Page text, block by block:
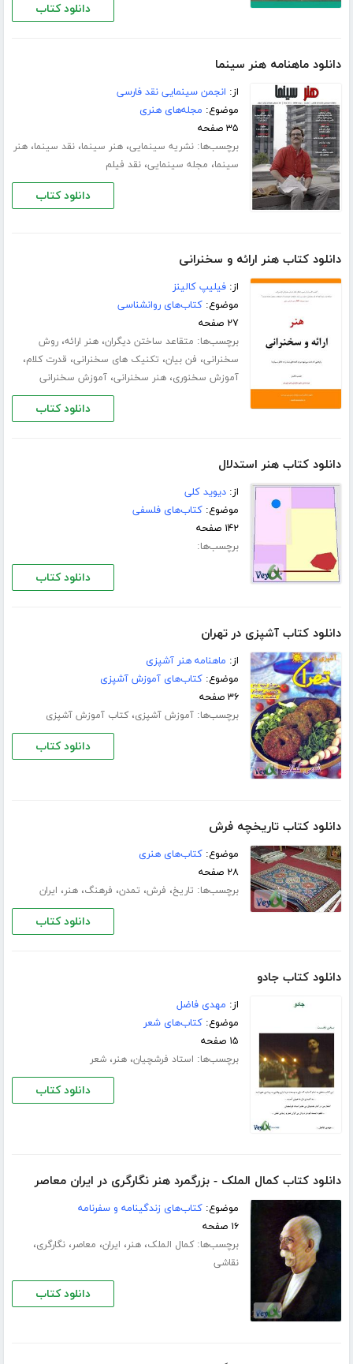
دانلود کتاب
دانلود ماهنامه هنر سینما
از: انجمن سینمایی نقد فارسی
موضوع: مجله‌های هنری
۳۵ صفحه
برچسب‌ها:نشریه سینمایی،هنر سینما،نقد سینما،هنر
سینما، مجله سینمایی،نقد فیلم
دانلود کتاب
دانلود کتاب هنر ارائه و سخنرانی
از:فیلیپ کالینز
موضوع:کتاب‌های روانشناسی
۲۷ صفحه
برچسب‌ها: متقاعد ساختن دیگران،هنر ارائه،روش
سخنرانی، فن بیان، تکنیک های سخنرانی، قدرت کلام،
آموزش سخنوری،هنر سخنرانی،آموزش سخنرانی
دانلود کتاب
دانلود کتاب هنر استدلال
از:دیوید کلی
موضوع:کتاب‌های فلسفی
۱۴۲ صفحه
برچسب‌ها:
دانلود کتاب
دانلود کتاب آشپزی در تهران
از: ماهنامه هنر آشپزی
موضوع:کتاب‌های آموزش آشپزی
۳۶ صفحه
برچسب‌ها:آموزش آشپزی،کتاب آموزش آشپزی
دانلود کتاب
دانلود کتاب تاریخچه فرش
موضوع:کتاب‌های هنری
۲۸ صفحه
برچسب‌ها: تاریخ، فرش، تمدن، فرهنگ،هنر، ایران
دانلود کتاب
دانلود کتاب جادو
از: مهدی فاضل
موضوع:کتاب‌های شعر
۱۵ صفحه
برچسب‌ها: استاد فرشچیان،هنر،شعر
دانلود کتاب
دانلود کتاب کمال الملک - بزرگمرد هنر نگارگری در ایران معاصر
موضوع:کتاب‌های زندگینامه و سفرنامه
۱۶ صفحه
برچسب‌ها:کمال الملک،هنر، ایران، معاصر،نگارگری،
نقاشی
دانلود کتاب